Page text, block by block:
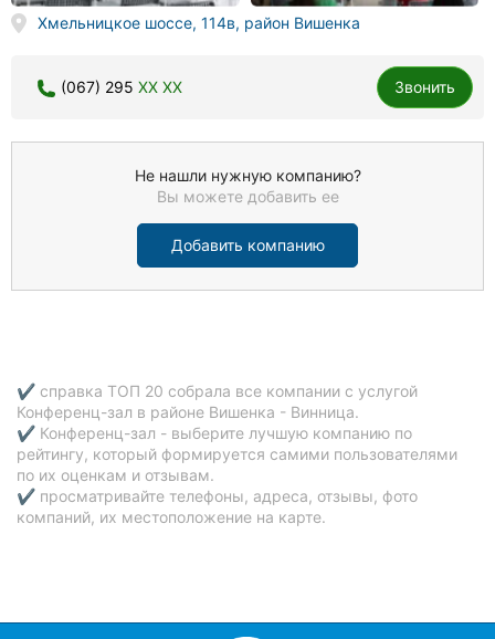
Хмельницкое шоссе, 114в, район Вишенка
(067) 295 XX XX Звонить
Не нашли нужную компанию?
Вы можете добавить ее
Добавить компанию
✔ справка ТОП 20 собрала все компании с услугой
Конференц-зал в районе Вишенка - Винница.
✔ Конференц-зал - выберите лучшую компанию по
рейтингу, который формируется самими пользователями
по их оценкам и отзывам.
✔ просматривайте телефоны, адреса, отзывы, фото
компаний, их местоположение на карте.